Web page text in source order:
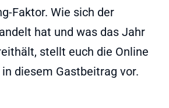
Faktor. Wie sich der
hat und was das Jahr
stellt euch die Online
diesem Gastbeitrag vor.